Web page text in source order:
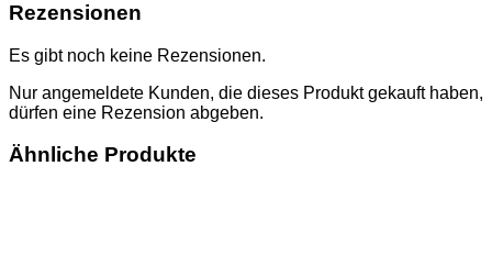
Rezensionen
Es gibt noch keine Rezensionen.
Nur angemeldete Kunden, die dieses Produkt gekauft haben,
dürfen eine Rezension abgeben.
Ähnliche Produkte